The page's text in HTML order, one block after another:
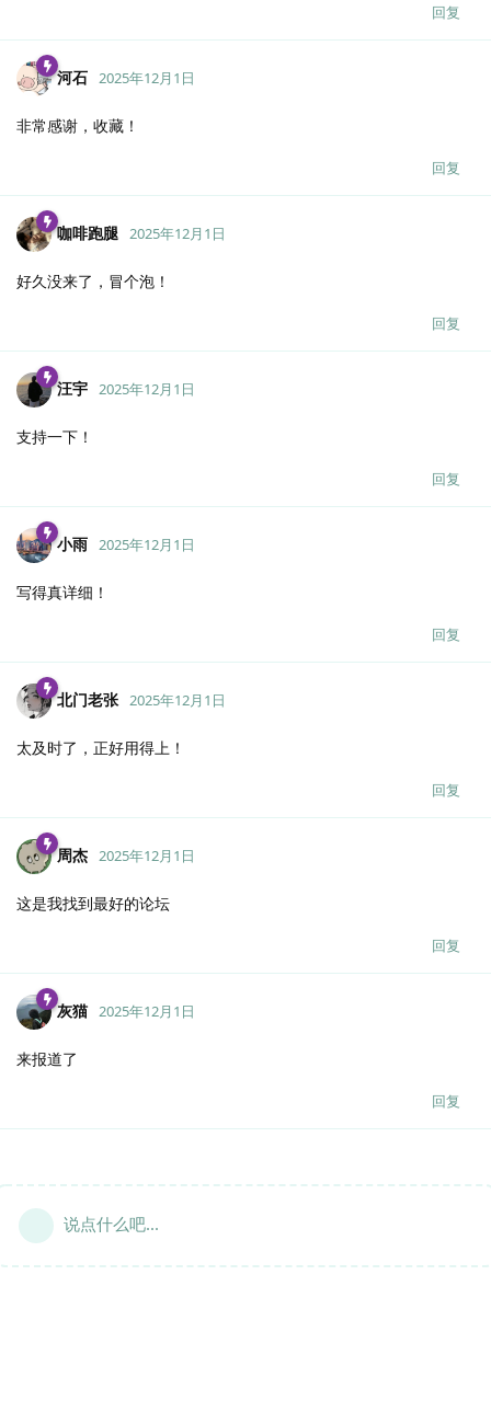
回复
河石 2025年12月1日
非常感谢，收藏！
回复
咖啡跑腿 2025年12月1日
好久没来了，冒个泡！
回复
汪宇 2025年12月1日
支持一下！
回复
小雨 2025年12月1日
写得真详细！
回复
北门老张 2025年12月1日
太及时了，正好用得上！
回复
周杰 2025年12月1日
这是我找到最好的论坛
回复
灰猫 2025年12月1日
来报道了
回复
说点什么吧...